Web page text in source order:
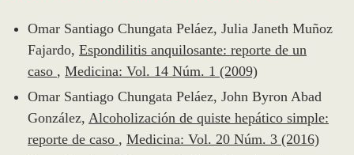
Omar Santiago Chungata Peláez, Julia Janeth Muñoz
Fajardo, Espondilitis anquilosante: reporte de un
caso , Medicina: Vol. 14 Núm. 1 (2009)
Omar Santiago Chungata Peláez, John Byron Abad
González, Alcoholización de quiste hepático simple:
reporte de caso , Medicina: Vol. 20 Núm. 3 (2016)